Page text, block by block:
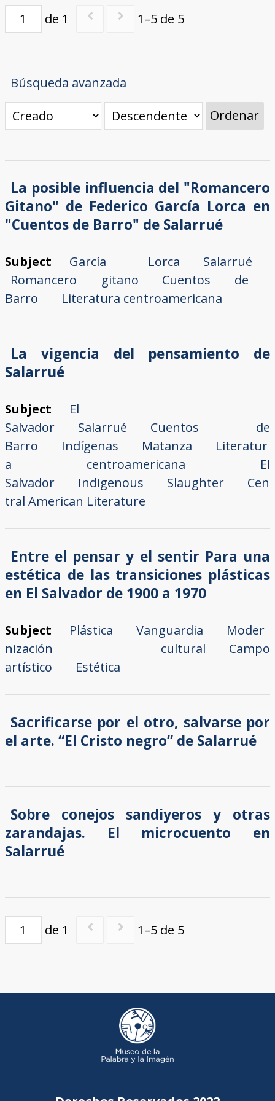
de 1 1–5 de 5
Búsqueda avanzada
Ordenar
La posible influencia del "Romancero
Gitano" de Federico García Lorca en
"Cuentos de Barro" de Salarrué
Subject García Lorca
Salarrué
Romancero gitano
Cuentos de
Barro
Literatura centroamericana
La vigencia del pensamiento de
Salarrué
Subject
El
Salvador
Salarrué
Cuentos de
Barro
Indígenas Matanza
Literatur
a centroamericana El
Salvador
Indigenous Slaughter
Cen
tral American Literature
Entre el pensar y el sentir Para una
estética de las transiciones plásticas
en El Salvador de 1900 a 1970
Subject Plástica Vanguardia
Moder
nización cultural
Campo
artístico
Estética
Sacrificarse por el otro, salvarse por
el arte. “El Cristo negro” de Salarrué
Sobre conejos sandiyeros y otras
zarandajas. El microcuento en
Salarrué
de 1 1–5 de 5